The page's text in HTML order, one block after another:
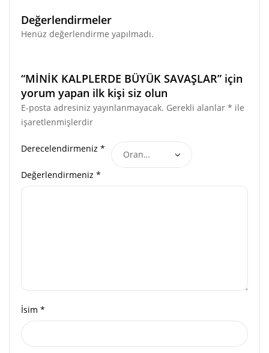
Değerlendirmeler
Henüz değerlendirme yapılmadı.
“MİNİK KALPLERDE BÜYÜK SAVAŞLAR” için
yorum yapan ilk kişi siz olun
E-posta adresiniz yayınlanmayacak. Gerekli alanlar * ile
işaretlenmişlerdir
Derecelendirmeniz *
Değerlendirmeniz *
İsim *